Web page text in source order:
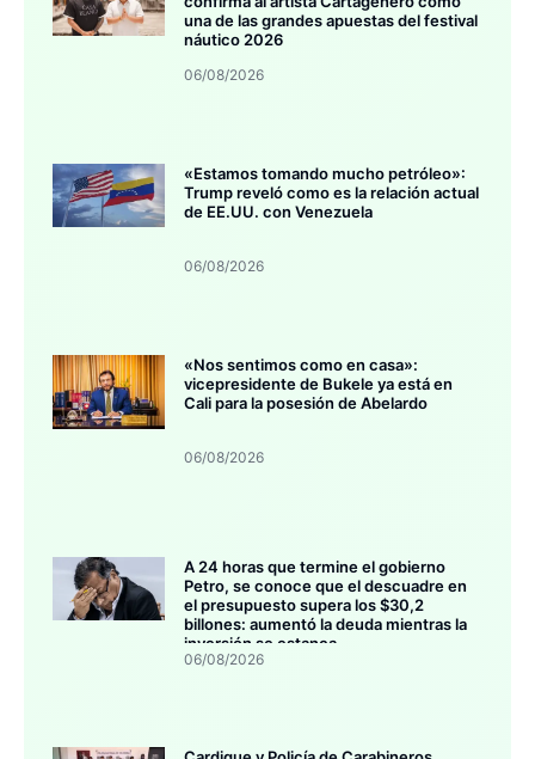
una de las grandes apuestas del festival
náutico 2026
06/08/2026
«Estamos tomando mucho petróleo»:
Trump reveló como es la relación actual
de EE.UU. con Venezuela
06/08/2026
«Nos sentimos como en casa»:
vicepresidente de Bukele ya está en
Cali para la posesión de Abelardo
06/08/2026
A 24 horas que termine el gobierno
Petro, se conoce que el descuadre en
el presupuesto supera los $30,2
billones: aumentó la deuda mientras la
inversión se estanca
06/08/2026